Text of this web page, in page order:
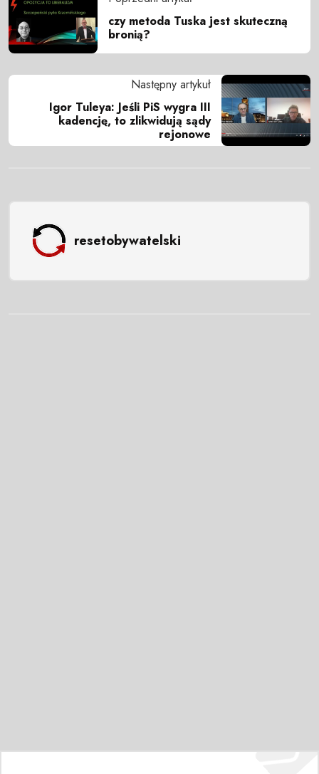
czy metoda Tuska jest skuteczną
bronią?
Następny artykuł
Igor Tuleya: Jeśli PiS wygra III
kadencję, to zlikwidują sądy
rejonowe
resetobywatelski